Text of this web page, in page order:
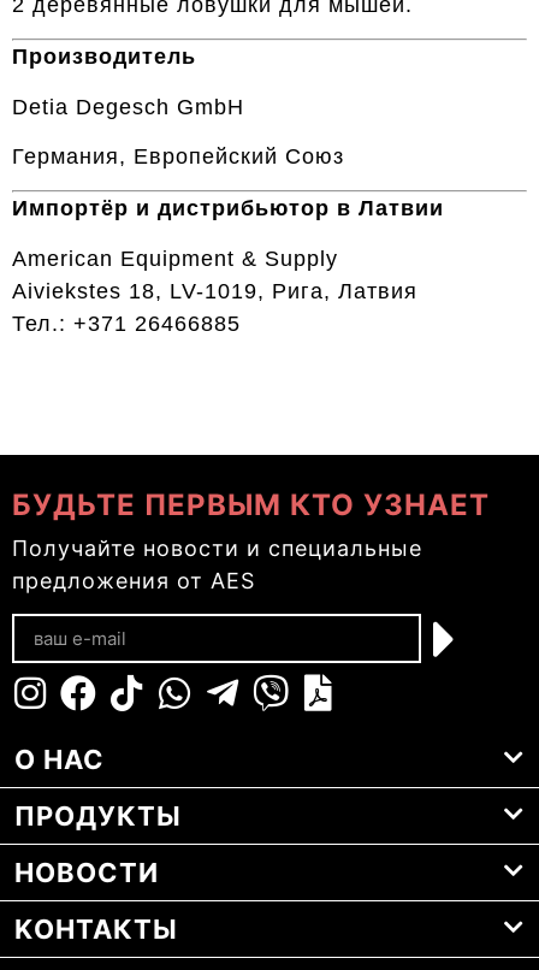
Производитель
Detia Degesch GmbH
Германия, Европейский Союз
Импортёр и дистрибьютор в Латвии
American Equipment & Supply
Aiviekstes 18, LV-1019, Рига, Латвия
Тел.: +371 26466885
О НАС
ПРОДУКТЫ
НОВОСТИ
KОНТАКТЫ
БУДЬТЕ ПЕРВЫМ КТО УЗНАЕТ
Получайте новости и специальные
предложения от AES